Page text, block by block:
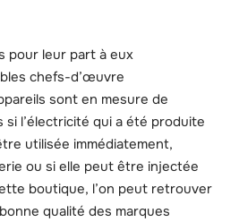
pour leur part à eux
chefs-d’œuvre
sont en mesure de
l’électricité qui a été produite
utilisée immédiatement,
ou si elle peut être injectée
boutique, l’on peut retrouver
qualité des marques